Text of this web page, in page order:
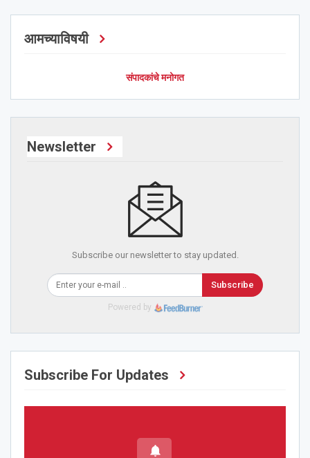
आमच्याविषयी
संपादकांचे मनोगत
Newsletter
Subscribe our newsletter to stay updated.
Subscribe
Powered by
Subscribe For Updates